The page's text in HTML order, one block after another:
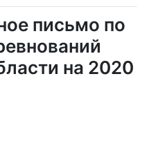
письмо по
на 2020